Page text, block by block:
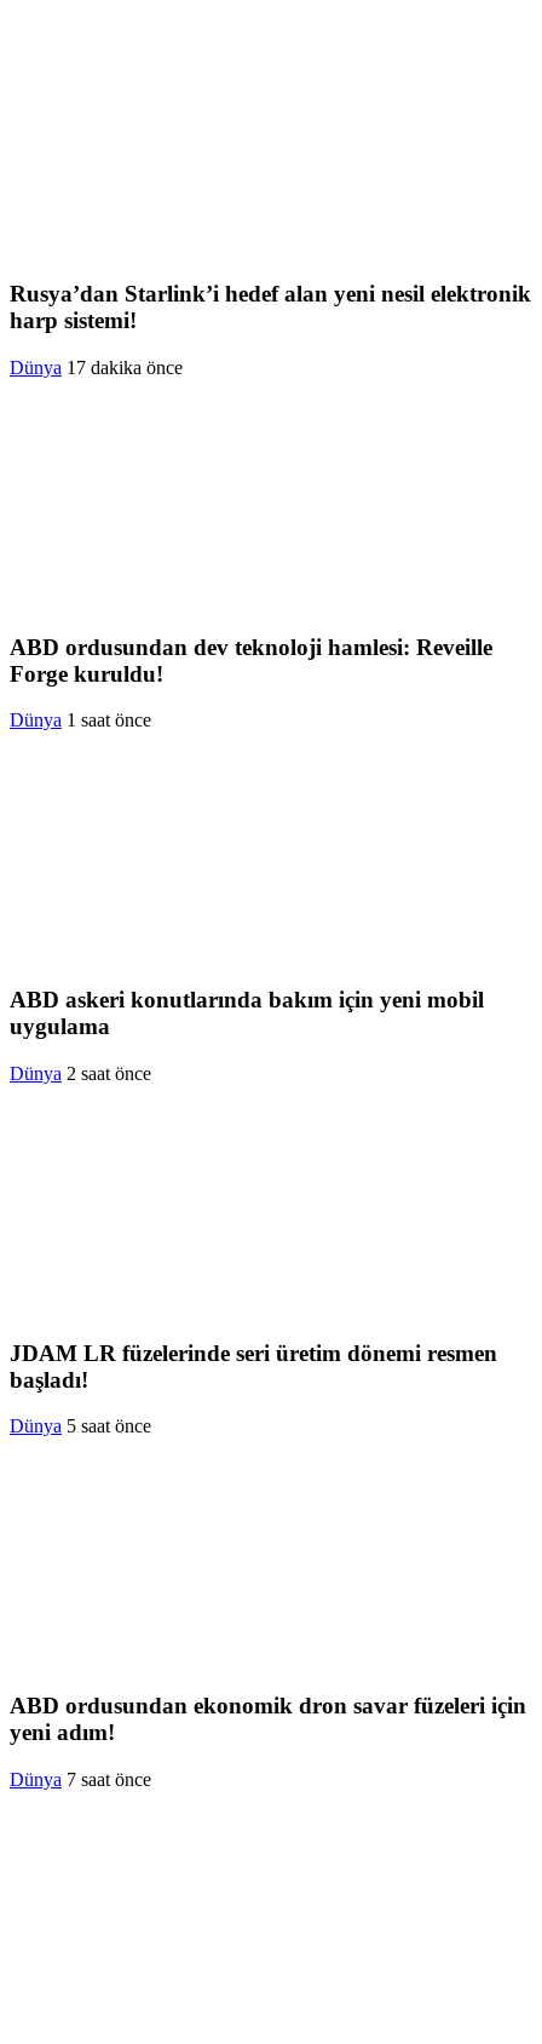
Rusya’dan Starlink’i hedef alan yeni nesil elektronik
harp sistemi!
Dünya 17 dakika önce
ABD ordusundan dev teknoloji hamlesi: Reveille
Forge kuruldu!
Dünya 1 saat önce
ABD askeri konutlarında bakım için yeni mobil
uygulama
Dünya 2 saat önce
JDAM LR füzelerinde seri üretim dönemi resmen
başladı!
Dünya 5 saat önce
ABD ordusundan ekonomik dron savar füzeleri için
yeni adım!
Dünya 7 saat önce